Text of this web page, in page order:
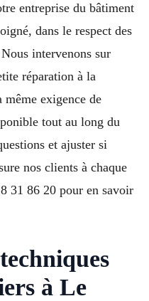
entreprise du bâtiment
dans le respect des
intervenons sur
réparation à la
exigence de
tout au long du
et ajuster si
nos clients à chaque
31 86 20 pour en savoir
à Le